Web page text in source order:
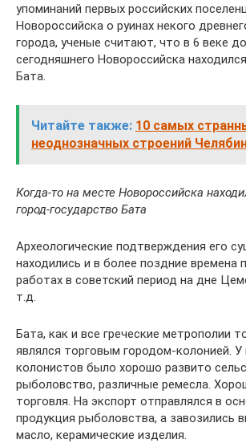
упоминаний первых российских
Новороссийска о руинах некого
города, ученые считают, что в 6 веке
сегодняшнего Новороссийска
Бата.
Читайте также: 10 самых
неоднозначных строений
Когда-то на месте Новороссийска
город-государство Бата
Археологические подтверждения его
находились и в более поздние времена
работах в советский период на дне
т.д.
Бата, как и все греческие метрополии
являлся торговым городом-колонией.
колонистов было хорошо развито
рыболовство, различные ремесла.
торговля. На экспорт отправлялся в
продукция рыболовства, а завозились
масло, керамические изделия.